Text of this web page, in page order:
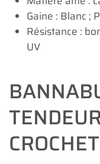
Gaine : Blanc ;
Résistance :
UV